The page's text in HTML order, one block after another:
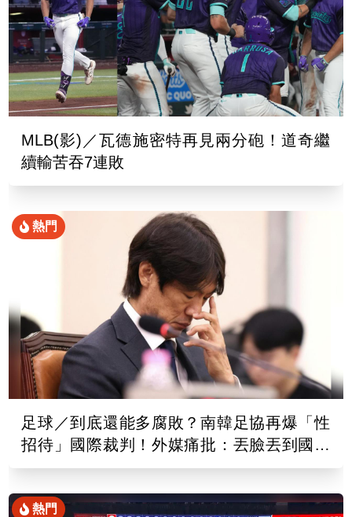
MLB(影)／瓦德施密特再見兩分砲！道奇繼
續輸苦吞7連敗
熱門
足球／到底還能多腐敗？南韓足協再爆「性
招待」國際裁判！外媒痛批：丟臉丟到國外
去
熱門